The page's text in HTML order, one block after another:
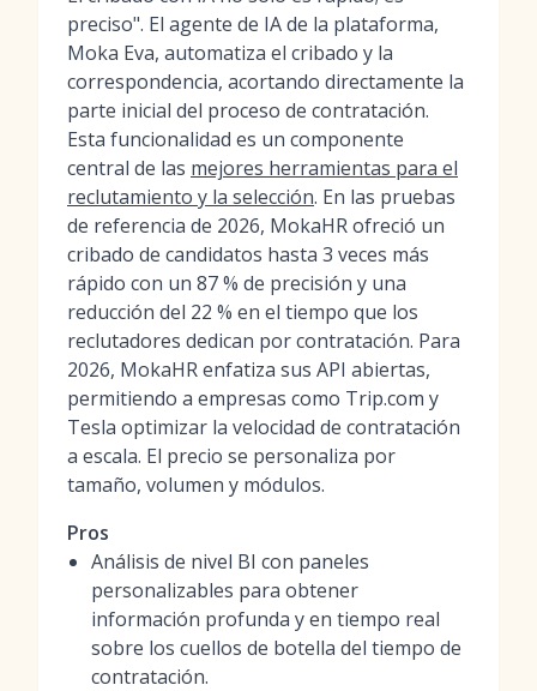
preciso". El agente de IA de la plataforma,
Moka Eva, automatiza el cribado y la
correspondencia, acortando directamente la
parte inicial del proceso de contratación.
Esta funcionalidad es un componente
central de las mejores herramientas para el
reclutamiento y la selección. En las pruebas
de referencia de 2026, MokaHR ofreció un
cribado de candidatos hasta 3 veces más
rápido con un 87 % de precisión y una
reducción del 22 % en el tiempo que los
reclutadores dedican por contratación. Para
2026, MokaHR enfatiza sus API abiertas,
permitiendo a empresas como Trip.com y
Tesla optimizar la velocidad de contratación
a escala. El precio se personaliza por
tamaño, volumen y módulos.
Pros
Análisis de nivel BI con paneles
personalizables para obtener
información profunda y en tiempo real
sobre los cuellos de botella del tiempo de
contratación.